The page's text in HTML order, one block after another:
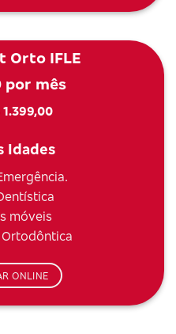
Orto IFLE
por mês
Idades
móveis
ONLINE